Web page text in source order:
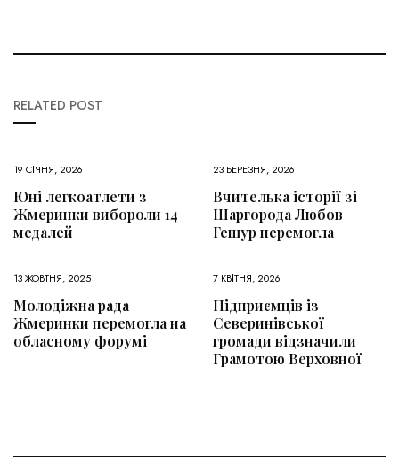
RELATED POST
19 СІЧНЯ, 2026
Юні легкоатлети з
Жмеринки вибороли 14
медалей
23 БЕРЕЗНЯ, 2026
Вчителька історії зі
Шаргорода Любов
Гешур перемогла
13 ЖОВТНЯ, 2025
Молодіжна рада
Жмеринки перемогла на
обласному форумі
7 КВІТНЯ, 2026
Підприємців із
Северинівської
громади відзначили
Грамотою Верховної